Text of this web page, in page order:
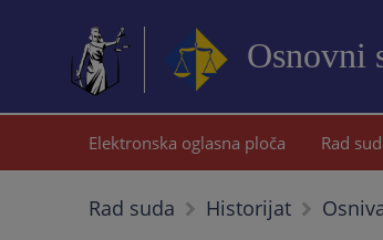
Osnovni
Elektronska oglasna ploča Rad
Rad suda Historijat